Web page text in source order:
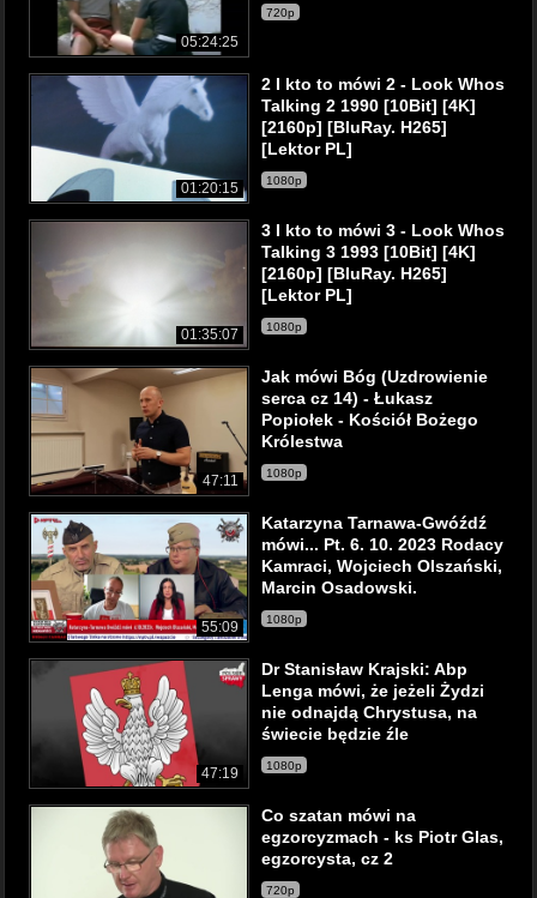
05:24:25
720p
01:20:15
2 I kto to mówi 2 - Look Whos
Talking 2 1990 [10Bit] [4K]
[2160p] [BluRay. H265]
[Lektor PL]
1080p
01:35:07
3 I kto to mówi 3 - Look Whos
Talking 3 1993 [10Bit] [4K]
[2160p] [BluRay. H265]
[Lektor PL]
1080p
47:11
Jak mówi Bóg (Uzdrowienie
serca cz 14) - Łukasz
Popiołek - Kościół Bożego
Królestwa
1080p
55:09
Katarzyna Tarnawa-Gwóźdź
mówi... Pt. 6. 10. 2023 Rodacy
Kamraci, Wojciech Olszański,
Marcin Osadowski.
1080p
47:19
Dr Stanisław Krajski: Abp
Lenga mówi, że jeżeli Żydzi
nie odnajdą Chrystusa, na
świecie będzie źle
1080p
Co szatan mówi na
egzorcyzmach - ks Piotr Glas,
egzorcysta, cz 2
720p